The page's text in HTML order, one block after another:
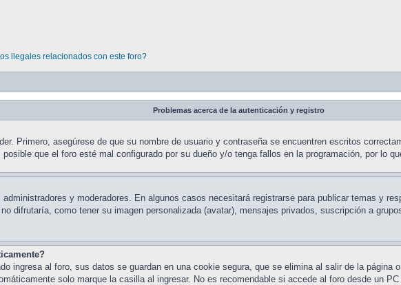
ilegales relacionados con este foro?
Problemas acerca de la autenticación y registro
Primero, asegúrese de que su nombre de usuario y contraseña se encuentren escritos
que el foro esté mal configurado por su dueño y/o tenga fallos en la programación, por lo
y moderadores. En algunos casos necesitará registrarse para publicar temas y
difrutaría, como tener su imagen personalizada (avatar), mensajes privados, suscripción a
ingresa al foro, sus datos se guardan en una cookie segura, que se elimina al salir de la
solo marque la casilla al ingresar. No es recomendable si accede al foro desde un